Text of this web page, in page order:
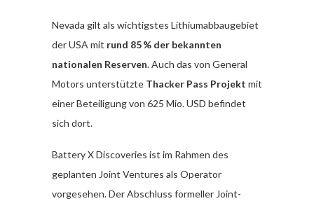
Nevada gilt als wichtigstes Lithiumabbaugebiet
der USA mit rund 85 % der bekannten
nationalen Reserven. Auch das von General
Motors unterstützte Thacker Pass Projekt mit
einer Beteiligung von 625 Mio. USD befindet
sich dort.
Battery X Discoveries ist im Rahmen des
geplanten Joint Ventures als Operator
vorgesehen. Der Abschluss formeller Joint-